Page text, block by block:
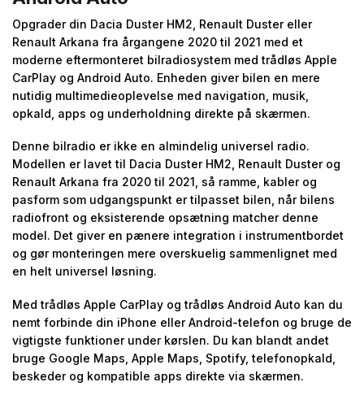
Opgrader din Dacia Duster HM2, Renault Duster eller
Renault Arkana fra årgangene 2020 til 2021 med et
moderne eftermonteret bilradiosystem med trådløs Apple
CarPlay og Android Auto. Enheden giver bilen en mere
nutidig multimedieoplevelse med navigation, musik,
opkald, apps og underholdning direkte på skærmen.
Denne bilradio er ikke en almindelig universel radio.
Modellen er lavet til Dacia Duster HM2, Renault Duster og
Renault Arkana fra 2020 til 2021, så ramme, kabler og
pasform som udgangspunkt er tilpasset bilen, når bilens
radiofront og eksisterende opsætning matcher denne
model. Det giver en pænere integration i instrumentbordet
og gør monteringen mere overskuelig sammenlignet med
en helt universel løsning.
Med trådløs Apple CarPlay og trådløs Android Auto kan du
nemt forbinde din iPhone eller Android-telefon og bruge de
vigtigste funktioner under kørslen. Du kan blandt andet
bruge Google Maps, Apple Maps, Spotify, telefonopkald,
beskeder og kompatible apps direkte via skærmen.